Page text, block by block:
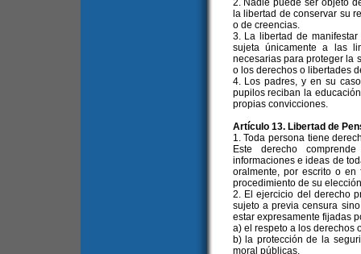
2. Nadie puede ser objeto
la libertad de conservar su
o de creencias.
3. La libertad de
sujeta únicamente a las
necesarias para proteger la
o los derechos o libertades
4. Los padres, y en su
pupilos reciban la
propias convicciones.
Artículo 13. Libertad de
1. Toda persona tiene
Este derecho
informaciones e ideas de
oralmente, por escrito o
procedimiento de su
2. El ejercicio del derecho
sujeto a previa censura
estar expresamente fijadas
a) el respeto a los derechos
b) la protección de la
moral públicas.